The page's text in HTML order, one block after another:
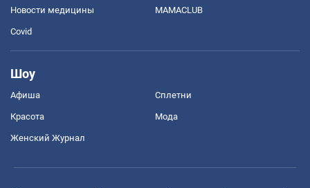
Новости медицины MAMACLUB
Covid
Шоу
Афиша Сплетни
Красота Мода
Женский Журнал